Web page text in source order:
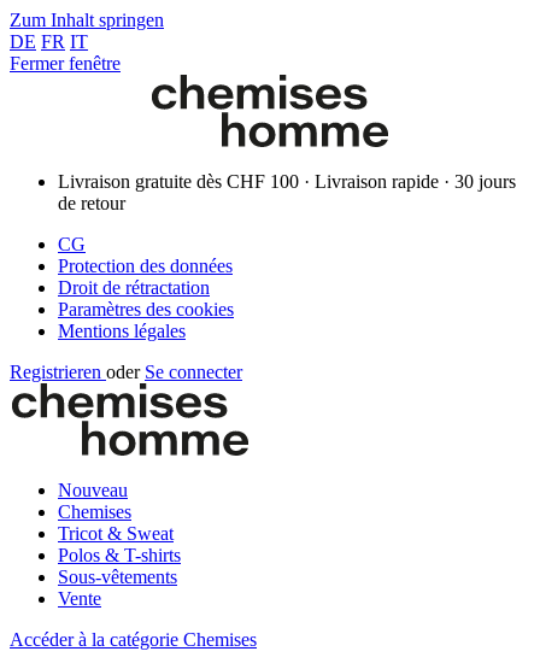
Zum Inhalt springen
DE FR IT
Fermer fenêtre
Livraison gratuite dès CHF 100 · Livraison rapide · 30 jours
de retour
CG
Protection des données
Droit de rétractation
Paramètres des cookies
Mentions légales
Registrieren oder Se connecter
Nouveau
Chemises
Tricot & Sweat
Polos & T-shirts
Sous-vêtements
Vente
Accéder à la catégorie Chemises